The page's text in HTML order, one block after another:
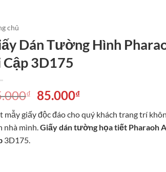
chủ
Dán Tường Hình
Cập 3D175
₫
Giá
là:
95.000₫.
85.000₫Giá
tại
là:
mẫy giấy độc đáo cho quý khách trang trí
nhà mình. Giấy dán tường họa tiết Pharaoh
3D175.